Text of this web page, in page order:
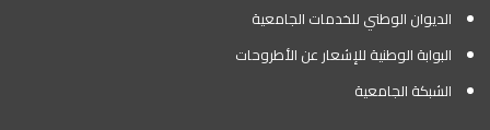
الديوان الوطني للخدمات الجامعية
البوابة الوطنية للإشعار عن الأطروحات
الشبكة الجامعية